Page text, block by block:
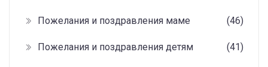
Пожелания и поздравления маме (46)
Пожелания и поздравления детям (41)